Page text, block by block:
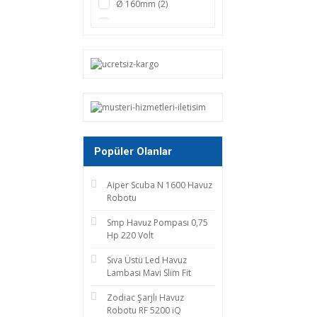
Ø 160mm (2)
Ø 63mm (1)
Popüler Olanlar
Aiper Scuba N 1600 Havuz
Robotu
Smp Havuz Pompası 0,75
Hp 220 Volt
Sıva Üstü Led Havuz
Lambası Mavi Slim Fit
Zodiac Şarjlı Havuz
Robotu RF 5200 iQ